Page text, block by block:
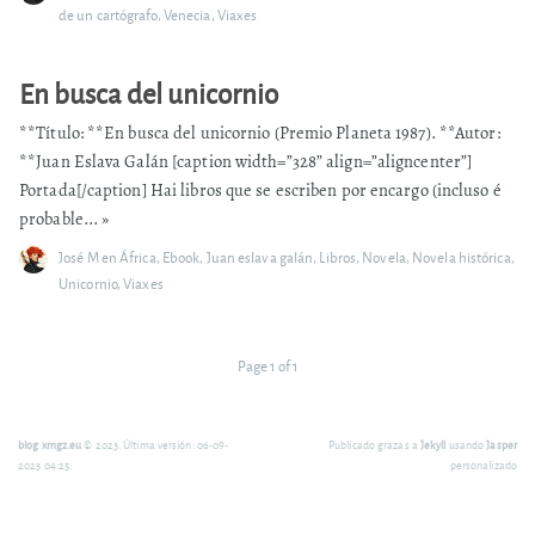
de un cartógrafo,Venecia,Viaxes
En busca del unicornio
**Título: **En busca del unicornio (Premio Planeta 1987). **Autor:
**Juan Eslava Galán [caption width=”328” align=”aligncenter”]
Portada[/caption] Hai libros que se escriben por encargo (incluso é
probable...»
José MenÁfrica, Ebook, Juan eslava galán, Libros, Novela, Novela histórica,
Unicornio,Viaxes
Page 1 of 1
blog xmgz.eu© 2023. Última versión: 06-09-
2023 04:25.
Publicado grazas a Jekyll usandoJasper
personalizado